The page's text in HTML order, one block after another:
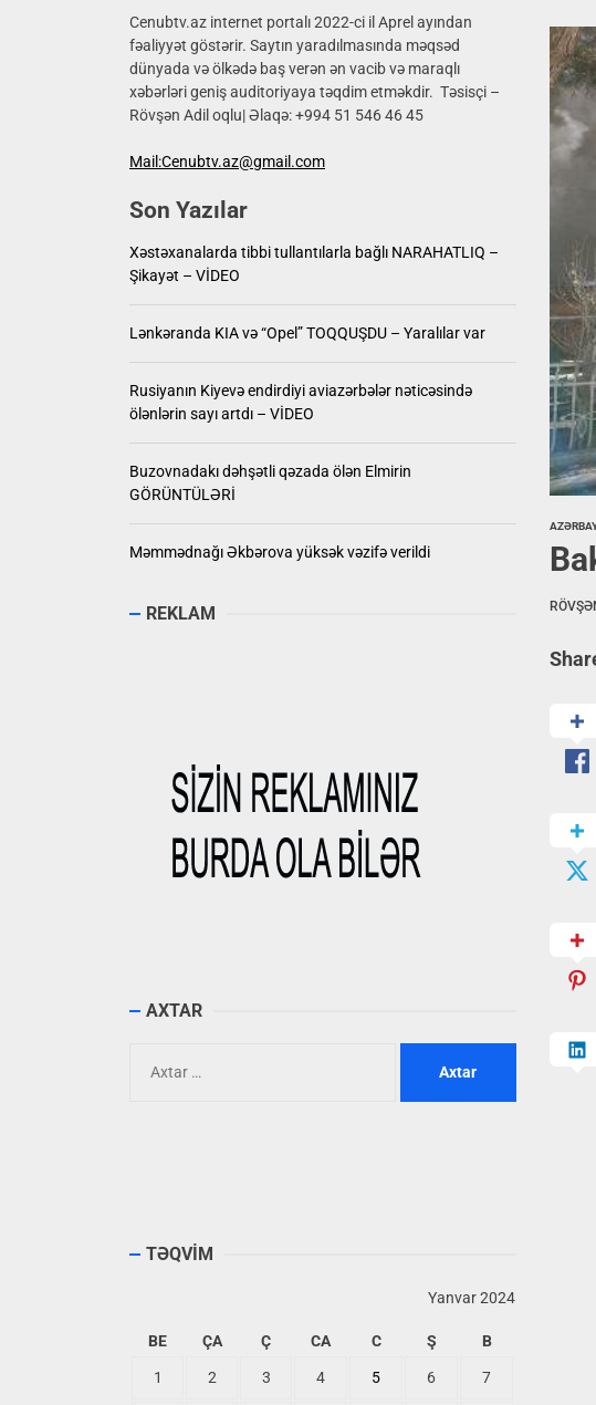
Məmmədnağı
Xəstəxanalarda tibbi
Lənkəranda KIA və
Rusiyanın Kiyevə
Buzovnadakı
Məmmədnağı
Cenubtv.az internet portalı 2022-ci il Aprel ayından
fəaliyyət göstərir. Saytın yaradılmasında məqsəd
dünyada və ölkədə baş verən ən vacib və maraqlı
xəbərləri geniş auditoriyaya təqdim etməkdir. Təsisçi –
Rövşən Adil oqlu| Əlaqə: +994 51 546 46 45
Mail:Cenubtv.az@gmail.com
Son Yazılar
Xəstəxanalarda tibbi tullantılarla bağlı NARAHATLIQ –
Şikayət – VİDEO
Lənkəranda KIA və “Opel” TOQQUŞDU – Yaralılar var
Rusiyanın Kiyevə endirdiyi aviazərbələr nəticəsində
ölənlərin sayı artdı – VİDEO
Buzovnadakı dəhşətli qəzada ölən Elmirin
GÖRÜNTÜLƏRİ
Məmmədnağı Əkbərova yüksək vəzifə verildi
REKLAM
AXTAR
TƏQVİM
Yanvar 2024
BE ÇA Ç CA C Ş B
1 2 3 4 5 6 7